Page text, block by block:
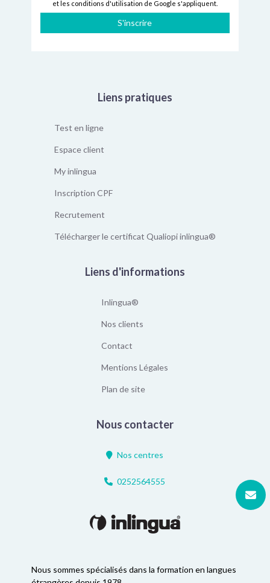
etles conditions d'utilisation de Google s'appliquent.
S'inscrire
Nous sommes spécialisés dans la formation en langues
Liens pratiques
Test en ligne
Espace client
My inlingua
Inscription CPF
Recrutement
Télécharger le certificat Qualiopi inlingua®
Liens d'informations
Inlingua®
Nos clients
Contact
Mentions Légales
Plan de site
Nous contacter
Nos centres
0252564555